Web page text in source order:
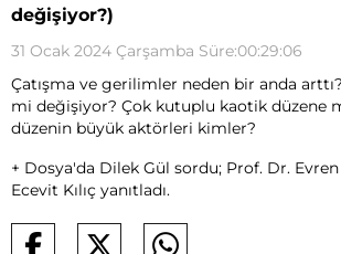
değişiyor?)
31 Ocak 2024 Çarşamba Süre:00:29:06
Çatışma ve gerilimler neden bir anda
mi değişiyor? Çok kutuplu kaotik düzene
düzenin büyük aktörleri kimler?
+ Dosya'da Dilek Gül sordu; Prof. Dr.
Ecevit Kılıç yanıtladı.